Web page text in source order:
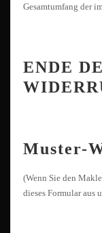
Gesamtumfang der
ENDE
Muster-
(Wenn Sie den
dieses Formular aus